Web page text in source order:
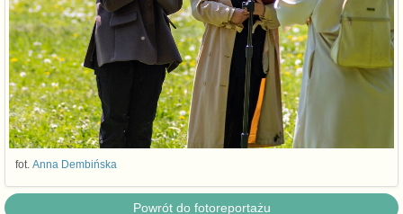
fot. Anna Dembińska
Powrót do fotoreportażu